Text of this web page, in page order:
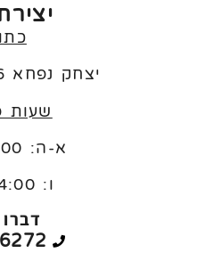
יצחק נפחא 36, באר שבע
שעות
א-ה: 9:00-21:00
ו: